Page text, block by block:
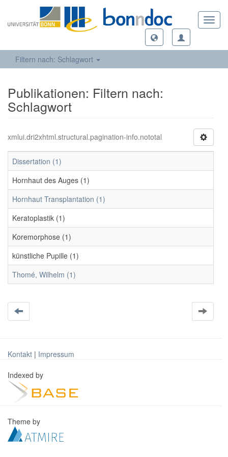
Filtern nach: Schlagwort
Publikationen: Filtern nach:
Schlagwort
xmlui.dri2xhtml.structural.pagination-info.nototal
Dissertation (1)
Hornhaut des Auges (1)
Hornhaut Transplantation (1)
Keratoplastik (1)
Koremorphose (1)
künstliche Pupille (1)
Thomé, Wilhelm (1)
Kontakt | Impressum
Indexed by
Theme by